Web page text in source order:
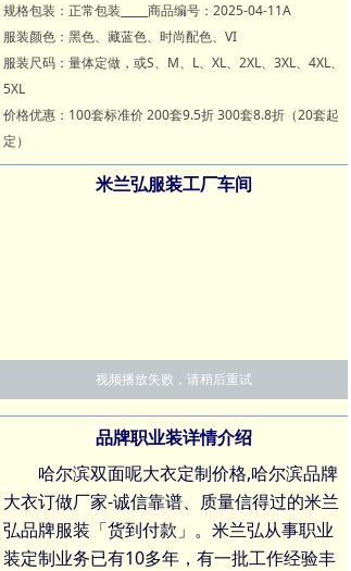
规格包装：正常包装_____商品编号：2025-04-11A
服装颜色：黑色、藏蓝色、时尚配色、VI
服装尺码：量体定做，或S、M、L、XL、2XL、3XL、4XL、
5XL
价格优惠：100套标准价 200套9.5折 300套8.8折（20套起
定）
哈尔滨双面呢大衣定制价格,哈尔滨品牌
大衣订做厂家-诚信靠谱、质量信得过的米兰
弘品牌服装「货到付款」。米兰弘从事职业
装定制业务已有10多年，有一批工作经验丰
视频播放失败，请稍后重试
米兰弘服装工厂车间
品牌职业装详情介绍